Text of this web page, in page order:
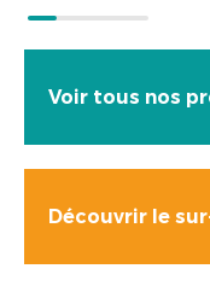
Voir tous nos
Découvrir le